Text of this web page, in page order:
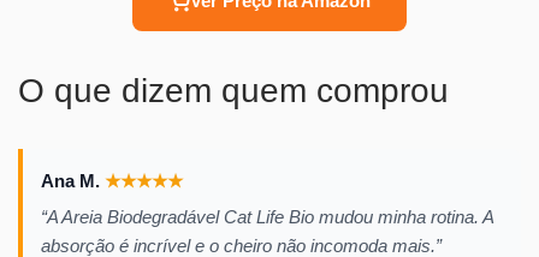
O que dizem quem comprou
Ana M. ★★★★★
“A Areia Biodegradável Cat Life Bio mudou minha rotina. A
absorção é incrível e o cheiro não incomoda mais.”